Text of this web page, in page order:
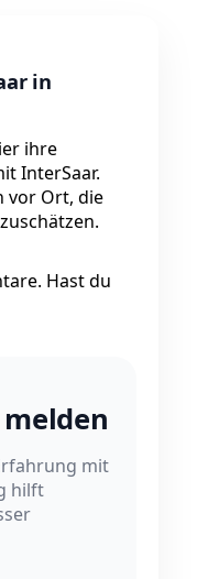
in
ihre
InterSaar.
vor Ort, die
Hast du
mit
hilft